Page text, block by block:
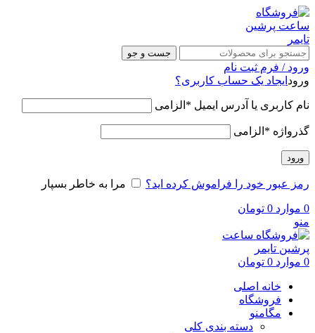
جست و جو
ورود / فرم ثبت نام
ورود ایجاد یک حساب کاربری؟
نام کاربری یا آدرس ایمیل * الزامی
گذرواژه * الزامی
ورود
رمز عبور خود را فراموش کرده اید؟ مرا به خاطر بسپار
0 موارد 0 تومان
منو
0 موارد 0 تومان
خانه اصلی
فروشگاه
مگامنو
دسته بندی کلی